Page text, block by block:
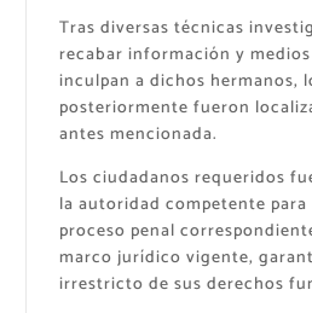
Tras diversas técnicas
recabar información y
inculpan a dichos hermanos,
posteriormente fueron
antes mencionada.
Los ciudadanos requeridos
la autoridad competente
proceso penal
marco jurídico vigente,
irrestricto de sus derechos